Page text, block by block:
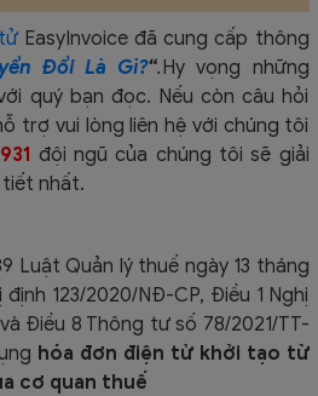
EasyInvoice đã cung cấp thông
Đổi Là Gì?“.Hy vọng những
quý bạn đọc. Nếu còn câu hỏi
trợ vui lòng liên hệ với chúng tôi
đội ngũ của chúng tôi sẽ giải
tiết nhất.
Luật Quản lý thuế ngày 13 tháng
định 123/2020/NĐ-CP, Điều 1 Nghị
Điều 8 Thông tư số 78/2021/TT-
hóa đơn điện tử khởi tạo từ
cơ quan thuế